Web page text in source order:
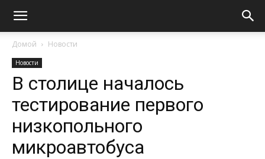
Домой Новости
Новости
В столице началось
тестирование первого
низкопольного
микроавтобуса